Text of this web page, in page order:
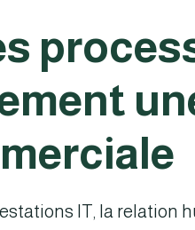
IT, la relation